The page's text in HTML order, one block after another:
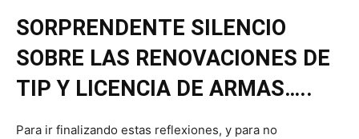
SORPRENDENTE SILENCIO
SOBRE LAS RENOVACIONES DE
TIP Y LICENCIA DE ARMAS…..
Para ir finalizando estas reflexiones, y para no